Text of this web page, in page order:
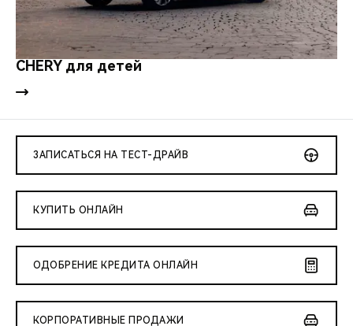
CHERY для детей
ЗАПИСАТЬСЯ НА ТЕСТ-ДРАЙВ
КУПИТЬ ОНЛАЙН
ОДОБРЕНИЕ КРЕДИТА ОНЛАЙН
КОРПОРАТИВНЫЕ ПРОДАЖИ